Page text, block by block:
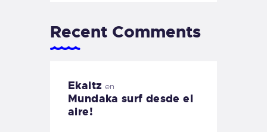
Recent Comments
Ekaitz en
Mundaka surf desde el
aire!